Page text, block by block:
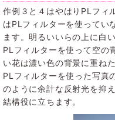
作例３と４はやはりPLフィ
はPLフィルターを使ってい
ます。明るいいらの上に白
PLフィルターを使って空の
い花は濃い色の背景に重ね
PLフィルターを使った写真
のように余計な反射光を抑
結構役に立ちます。